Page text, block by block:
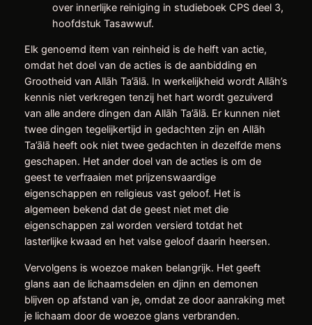
over innerlijke reiniging in studieboek CPS deel 3,
hoofdstuk Tasawwuf.
Elk genoemd item van reinheid is de helft van actie,
omdat het doel van de acties is de aanbidding en
Grootheid van Allāh Ta’ālā. In werkelijkheid wordt Allāh’s
kennis niet verkregen tenzij het hart wordt gezuiverd
van alle andere dingen dan Allāh Ta’ālā. Er kunnen niet
twee dingen tegelijkertijd in gedachten zijn en Allāh
Ta’ālā heeft ook niet twee gedachten in dezelfde mens
geschapen. Het ander doel van de acties is om de
geest te verfraaien met prijzenswaardige
eigenschappen en religieus vast geloof. Het is
algemeen bekend dat de geest niet met die
eigenschappen zal worden versierd totdat het
lasterlijke kwaad en het valse geloof daarin heersen.
Vervolgens is woezoe maken belangrijk. Het geeft
glans aan de lichaamsdelen en djinn en demonen
blijven op afstand van je, omdat ze door aanraking met
je lichaam door de woezoe glans verbranden.